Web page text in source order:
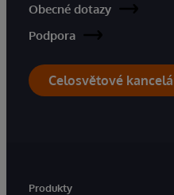
Obecné dotazy
Podpora
Celosvětové
Produkty